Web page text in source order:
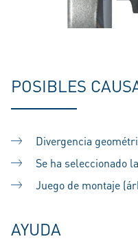
POSIBLES
Divergencia
Se ha seleccionado
Juego de montaje
AYUDA